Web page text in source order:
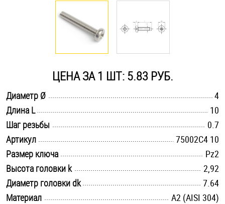
Саморезы и шурупы
Стопорные кольца
Такелаж
Хомуты
Шайбы
Шпильки
ЦЕНА ЗА 1 ШТ: 5.83 РУБ.
Диаметр Ø
4
Длина L
10
Шаг резьбы
0.7
Артикул
75002C4 10
Размер ключа
Pz2
Высота головки k
2,92
Диаметр головки dk
7.64
Материал
А2 (AISI 304)